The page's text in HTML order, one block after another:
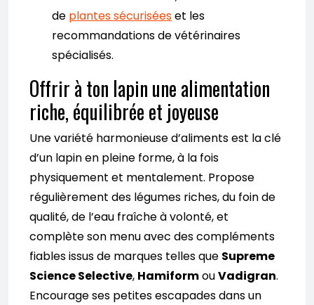
de plantes sécuriséeset les
recommandations de vétérinaires
spécialisés.
Offrir à ton lapin une alimentation
riche, équilibrée et joyeuse
Une variété harmonieuse d’aliments est la clé
d’un lapin en pleine forme, à la fois
physiquement et mentalement. Propose
régulièrement des légumes riches, du foin de
qualité, de l’eau fraîche à volonté, et
complète son menu avec des compléments
fiables issus de marques telles que Supreme
Science Selective, HamiformouVadigran.
Encourage ses petites escapades dans un